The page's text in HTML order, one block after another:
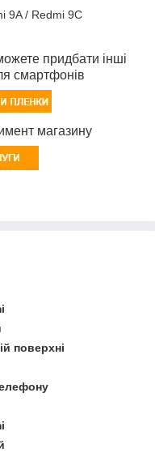
придбати інші
смартфонів
магазину
поверхні